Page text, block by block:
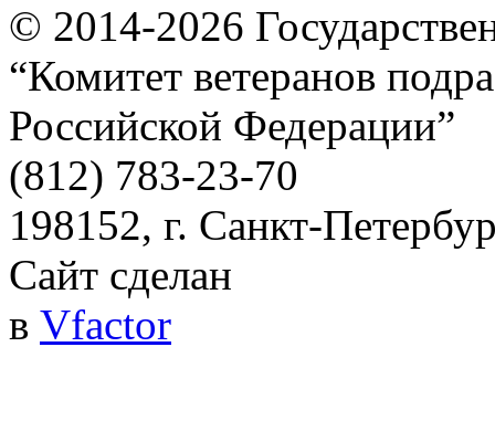
© 2014-2026
“Комитет ветеранов
Российской Федерации”
(812) 783-23-70
198152, г. Санкт-
Сайт сделан
в Vfactor